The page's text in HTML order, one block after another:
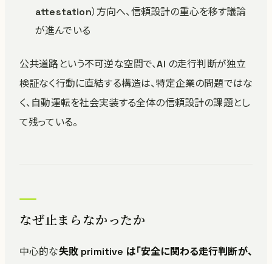
attestation）方向へ、信頼設計の重心を移す議論
が進んでいる
公共道路という不可逆な空間で、AI の走行判断が独立
検証なく行動に直結する構造は、特定企業の問題ではな
く、自動運転を社会実装する全体の信頼設計の課題とし
て残っている。
なぜ止まらなかったか
中心的な失敗 primitive は「安全に関わる走行判断が、